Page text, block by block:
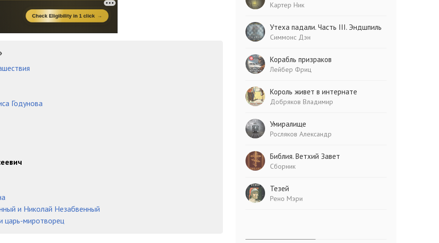
Годунова
и Николай Незабвенный
царь-миротворец
Картер Ник
Утеха падали. Часть III. Эндшпиль
Симмонс Дэн
Корабль призраков
Лейбер Фриц
Король живет в интернате
Добряков Владимир
Умиралище
Росляков Александр
Библия. Ветхий Завет
Сборник
Тезей
Рено Мэри